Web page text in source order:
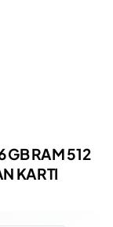
GB RAM 512
KARTI